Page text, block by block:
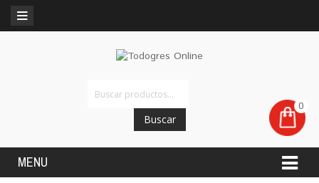
0
MENU
Buscar